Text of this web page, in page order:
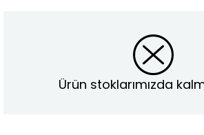
Ürün stoklarımızda